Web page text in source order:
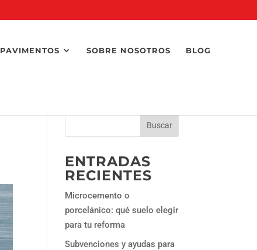
PAVIMENTOS SOBRE NOSOTROS BLOG
ENTRADAS
RECIENTES
Microcemento o
porcelánico: qué suelo elegir
para tu reforma
Subvenciones y ayudas para